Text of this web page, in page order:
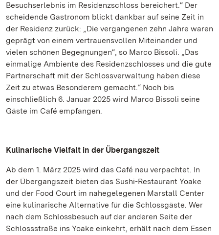
Besuchserlebnis im Residenzschloss bereichert.“ Der
scheidende Gastronom blickt dankbar auf seine Zeit in
der Residenz zurück: „Die vergangenen zehn Jahre waren
geprägt von einem vertrauensvollen Miteinander und
vielen schönen Begegnungen“, so Marco Bissoli. „Das
einmalige Ambiente des Residenzschlosses und die gute
Partnerschaft mit der Schlossverwaltung haben diese
Zeit zu etwas Besonderem gemacht.“ Noch bis
einschließlich 6. Januar 2025 wird Marco Bissoli seine
Gäste im Café empfangen.
Kulinarische Vielfalt in der Übergangszeit
Ab dem 1. März 2025 wird das Café neu verpachtet. In
der Übergangszeit bieten das Sushi-Restaurant Yoake
und der Food Court im nahegelegenen Marstall Center
eine kulinarische Alternative für die Schlossgäste. Wer
nach dem Schlossbesuch auf der anderen Seite der
Schlossstraße ins Yoake einkehrt, erhält nach dem Essen